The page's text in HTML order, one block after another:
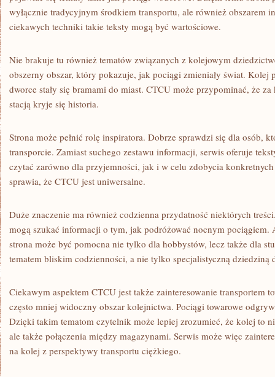
wyłącznie tradycyjnym środkiem transportu, ale również obszarem
ciekawych techniki takie teksty mogą być wartościowe.
Nie brakuje tu również tematów związanych z kolejowym
obszerny obszar, który pokazuje, jak pociągi zmieniały świat. Kolej
dworce stały się bramami do miast. CTCU może przypominać, że
stacją kryje się historia.
Strona może pełnić rolę inspiratora. Dobrze sprawdzi się dla osób,
transporcie. Zamiast suchego zestawu informacji, serwis oferuje
czytać zarówno dla przyjemności, jak i w celu zdobycia
sprawia, że CTCU jest uniwersalne.
Duże znaczenie ma również codzienna przydatność niektórych
mogą szukać informacji o tym, jak podróżować nocnym pociągiem.
strona może być pomocna nie tylko dla hobbystów, lecz także dla
tematem bliskim codzienności, a nie tylko specjalistyczną dziedziną
Ciekawym aspektem CTCU jest także zainteresowanie transportem
często mniej widoczny obszar kolejnictwa. Pociągi towarowe
Dzięki takim tematom czytelnik może lepiej zrozumieć, że kolej to
ale także połączenia między magazynami. Serwis może więc
na kolej z perspektywy transportu ciężkiego.